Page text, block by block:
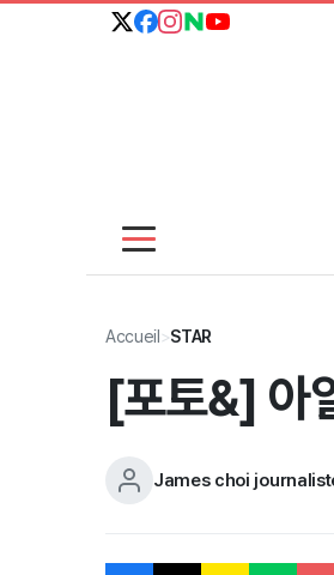
Accueil>STAR
[포토&] 아
James choi